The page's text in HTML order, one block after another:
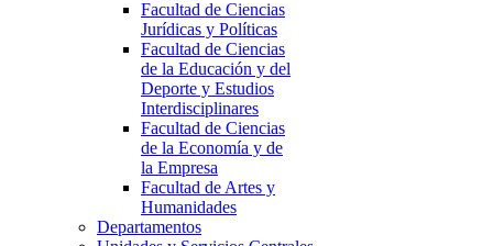
Facultad de Ciencias
Jurídicas y Políticas
Facultad de Ciencias
de la Educación y del
Deporte y Estudios
Interdisciplinares
Facultad de Ciencias
de la Economía y de
la Empresa
Facultad de Artes y
Humanidades
Departamentos